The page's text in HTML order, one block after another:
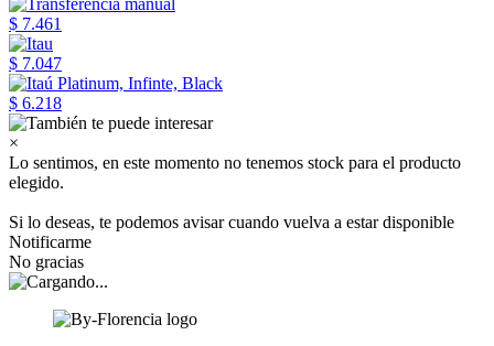
$ 7.461
$ 7.047
$ 6.218
×
Lo sentimos, en este momento no tenemos stock para el producto
elegido.
Si lo deseas, te podemos avisar cuando vuelva a estar disponible
Notificarme
No gracias